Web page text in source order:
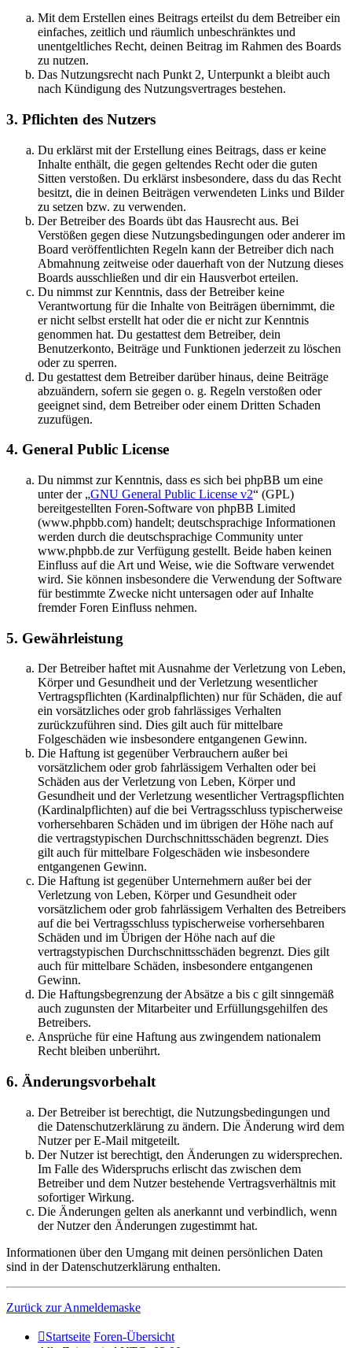
Mit dem Erstellen eines Beitrags erteilst du dem Betreiber ein
einfaches, zeitlich und räumlich unbeschränktes und
unentgeltliches Recht, deinen Beitrag im Rahmen des Boards
zu nutzen.
Das Nutzungsrecht nach Punkt 2, Unterpunkt a bleibt auch
nach Kündigung des Nutzungsvertrages bestehen.
3. Pflichten des Nutzers
Du erklärst mit der Erstellung eines Beitrags, dass er keine
Inhalte enthält, die gegen geltendes Recht oder die guten
Sitten verstoßen. Du erklärst insbesondere, dass du das Recht
besitzt, die in deinen Beiträgen verwendeten Links und Bilder
zu setzen bzw. zu verwenden.
Der Betreiber des Boards übt das Hausrecht aus. Bei
Verstößen gegen diese Nutzungsbedingungen oder anderer im
Board veröffentlichten Regeln kann der Betreiber dich nach
Abmahnung zeitweise oder dauerhaft von der Nutzung dieses
Boards ausschließen und dir ein Hausverbot erteilen.
Du nimmst zur Kenntnis, dass der Betreiber keine
Verantwortung für die Inhalte von Beiträgen übernimmt, die
er nicht selbst erstellt hat oder die er nicht zur Kenntnis
genommen hat. Du gestattest dem Betreiber, dein
Benutzerkonto, Beiträge und Funktionen jederzeit zu löschen
oder zu sperren.
Du gestattest dem Betreiber darüber hinaus, deine Beiträge
abzuändern, sofern sie gegen o. g. Regeln verstoßen oder
geeignet sind, dem Betreiber oder einem Dritten Schaden
zuzufügen.
4. General Public License
Du nimmst zur Kenntnis, dass es sich bei phpBB um eine
unter der „GNU General Public License v2“ (GPL)
bereitgestellten Foren-Software von phpBB Limited
(www.phpbb.com) handelt; deutschsprachige Informationen
werden durch die deutschsprachige Community unter
www.phpbb.de zur Verfügung gestellt. Beide haben keinen
Einfluss auf die Art und Weise, wie die Software verwendet
wird. Sie können insbesondere die Verwendung der Software
für bestimmte Zwecke nicht untersagen oder auf Inhalte
fremder Foren Einfluss nehmen.
5. Gewährleistung
Der Betreiber haftet mit Ausnahme der Verletzung von Leben,
Körper und Gesundheit und der Verletzung wesentlicher
Vertragspflichten (Kardinalpflichten) nur für Schäden, die auf
ein vorsätzliches oder grob fahrlässiges Verhalten
zurückzuführen sind. Dies gilt auch für mittelbare
Folgeschäden wie insbesondere entgangenen Gewinn.
Die Haftung ist gegenüber Verbrauchern außer bei
vorsätzlichem oder grob fahrlässigem Verhalten oder bei
Schäden aus der Verletzung von Leben, Körper und
Gesundheit und der Verletzung wesentlicher Vertragspflichten
(Kardinalpflichten) auf die bei Vertragsschluss typischerweise
vorhersehbaren Schäden und im übrigen der Höhe nach auf
die vertragstypischen Durchschnittsschäden begrenzt. Dies
gilt auch für mittelbare Folgeschäden wie insbesondere
entgangenen Gewinn.
Die Haftung ist gegenüber Unternehmern außer bei der
Verletzung von Leben, Körper und Gesundheit oder
vorsätzlichem oder grob fahrlässigem Verhalten des Betreibers
auf die bei Vertragsschluss typischerweise vorhersehbaren
Schäden und im Übrigen der Höhe nach auf die
vertragstypischen Durchschnittsschäden begrenzt. Dies gilt
auch für mittelbare Schäden, insbesondere entgangenen
Gewinn.
Die Haftungsbegrenzung der Absätze a bis c gilt sinngemäß
auch zugunsten der Mitarbeiter und Erfüllungsgehilfen des
Betreibers.
Ansprüche für eine Haftung aus zwingendem nationalem
Recht bleiben unberührt.
6. Änderungsvorbehalt
Der Betreiber ist berechtigt, die Nutzungsbedingungen und
die Datenschutzerklärung zu ändern. Die Änderung wird dem
Nutzer per E-Mail mitgeteilt.
Der Nutzer ist berechtigt, den Änderungen zu widersprechen.
Im Falle des Widerspruchs erlischt das zwischen dem
Betreiber und dem Nutzer bestehende Vertragsverhältnis mit
sofortiger Wirkung.
Die Änderungen gelten als anerkannt und verbindlich, wenn
der Nutzer den Änderungen zugestimmt hat.
Informationen über den Umgang mit deinen persönlichen Daten
sind in der Datenschutzerklärung enthalten.
Zurück zur Anmeldemaske
Startseite Foren-Übersicht